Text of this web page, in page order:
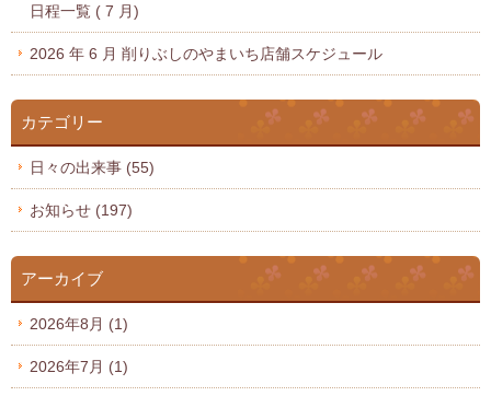
日程一覧 ( 7 月)
2026 年 6 月 削りぶしのやまいち店舗スケジュール
カテゴリー
日々の出来事 (55)
お知らせ (197)
アーカイブ
2026年8月 (1)
2026年7月 (1)